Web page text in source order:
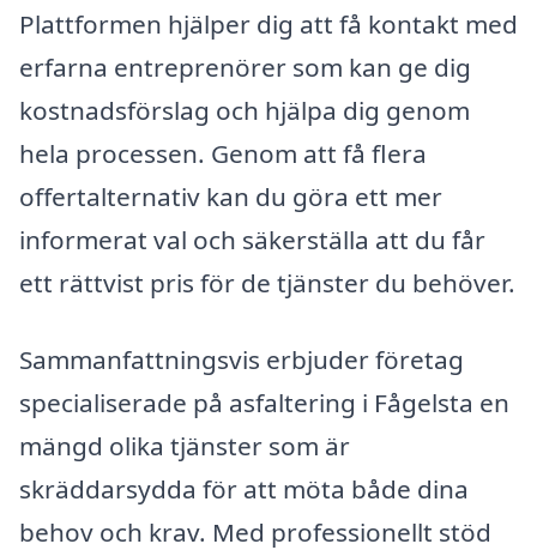
Plattformen hjälper dig att få kontakt med
erfarna entreprenörer som kan ge dig
kostnadsförslag och hjälpa dig genom
hela processen. Genom att få flera
offertalternativ kan du göra ett mer
informerat val och säkerställa att du får
ett rättvist pris för de tjänster du behöver.
Sammanfattningsvis erbjuder företag
specialiserade på asfaltering i Fågelsta en
mängd olika tjänster som är
skräddarsydda för att möta både dina
behov och krav. Med professionellt stöd